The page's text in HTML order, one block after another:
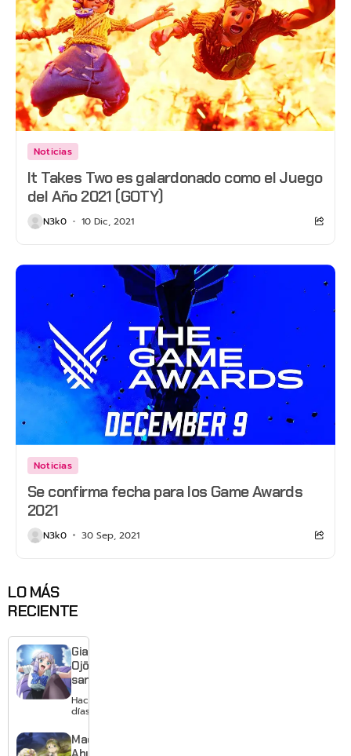
Noticias
It Takes Two es galardonado como el Juego
del Año 2021 (GOTY)
N3k0 10 Dic, 2021
Noticias
Se confirma fecha para los Game Awards
2021
N3k0 30 Sep, 2021
LO MÁS
RECIENTE
Giant
Ojō-
sama
revela
visual y
estreno
para
Hace 3
días
Made in